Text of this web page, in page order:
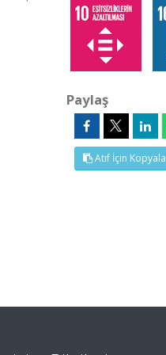
Paylaş
Atıf İçin Kopyala